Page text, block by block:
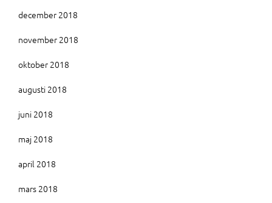
december 2018
november 2018
oktober 2018
augusti 2018
juni 2018
maj 2018
april 2018
mars 2018